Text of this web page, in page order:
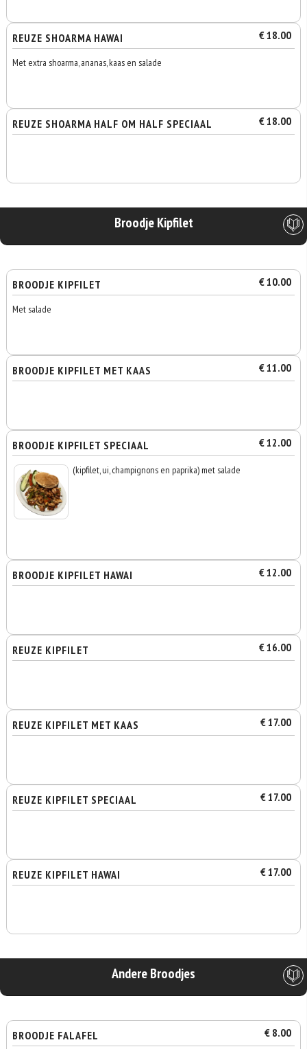
REUZE SHOARMA HAWAI € 18.00
Met extra shoarma, ananas, kaas en salade
REUZE SHOARMA HALF OM HALF SPECIAAL € 18.00
Broodje Kipfilet
BROODJE KIPFILET € 10.00
Met salade
BROODJE KIPFILET MET KAAS € 11.00
BROODJE KIPFILET SPECIAAL € 12.00
(kipfilet, ui, champignons en paprika) met salade
BROODJE KIPFILET HAWAI € 12.00
REUZE KIPFILET € 16.00
REUZE KIPFILET MET KAAS € 17.00
REUZE KIPFILET SPECIAAL € 17.00
REUZE KIPFILET HAWAI € 17.00
Andere Broodjes
BROODJE FALAFEL € 8.00